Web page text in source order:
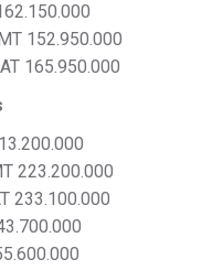
152.950.000
165.950.000
223.200.000
233.100.000